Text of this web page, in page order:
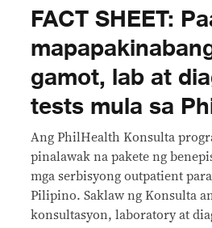
FACT SHEET:
gamot, lab at
tests mula sa
Ang PhilHealth Konsulta
pinalawak na pakete ng
mga serbisyong outpatient
Pilipino. Saklaw ng Konsulta
konsultasyon, laboratory at